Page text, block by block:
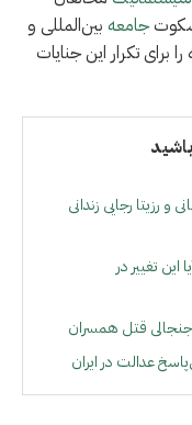
سکوتجامعه بین‌المللی و
برای تکرار این جنایات
رزیتا رجایی زندانی
این تغییر در
جنجالی قتل همسران
عدالت در ایران